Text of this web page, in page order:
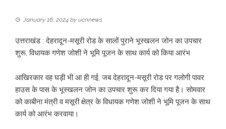
January 16, 2024 by ucnnews
उत्तराखंड : देहरादून-मसूरी रोड के सालों पुराने भूस्खलन जोन का उपचार
शुरू, विधायक गणेश जोशी ने भूमि पूजन के साथ कार्य को किया आरंभ
आखिरकार वह घड़ी भी आ ही गई, जब देहरादून-मसूरी रोड पर गलोगी पावर
हाउस के पास के भूस्खलन जोन का उपचार शुरू कर दिया गया है। सोमवार
को काबीना मंत्री व मसूरी क्षेत्र के विधायक गणेश जोशी ने भूमि पूजन के साथ
कार्य को आरंभ करवाया।